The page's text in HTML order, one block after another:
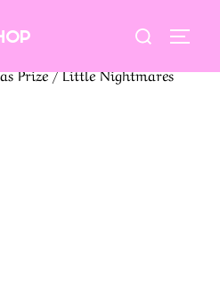
Buscar:
Prize/ Little Nightmares